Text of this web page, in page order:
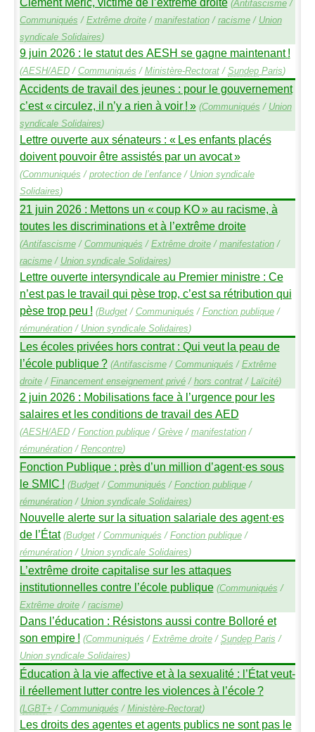
(Antifascisme/
Communiqués / Extrême droite/ manifestation/ racisme/ Union
syndicale Solidaires)
9 juin 2026 : le statut des AESH se gagne maintenant !
(AESH/AED/ Communiqués / Ministère-Rectorat/ SundepParis)
Accidents de travail des jeunes : pour le gouvernement
c’est « circulez, il n’y a rien à voir ! » (Communiqués / Union
syndicale Solidaires)
Lettre ouverte aux sénateurs : « Les enfants placés
doivent pouvoir être assistés par un avocat»
(Communiqués / protection de l’enfance/ Union syndicale
Solidaires)
21 juin 2026 : Mettons un « coup KO» au racisme, à
toutes les discriminations et à l’extrême droite
(Antifascisme/ Communiqués / Extrême droite/ manifestation/
racisme/ Union syndicale Solidaires)
Lettre ouverte intersyndicale au Premier ministre : Ce
n’est pas le travail qui pèse trop, c’est sa rétribution qui
pèse trop peu ! (Budget/ Communiqués / Fonction publique/
rémunération/ Union syndicale Solidaires)
Les écoles privées hors contrat : Qui veut la peau de
l’école publique? (Antifascisme/ Communiqués / Extrême
droite/ Financement enseignement privé/ hors contrat/ Laïcité)
2 juin 2026 : Mobilisations face à l’urgence pour les
salaires et les conditions de travail des AED
(AESH/AED/ Fonction publique/ Grève/ manifestation/
rémunération/ Rencontre)
Fonction Publique : près d’un million d’agent·es sous
le SMIC ! (Budget/ Communiqués / Fonction publique/
rémunération/ Union syndicale Solidaires)
Nouvelle alerte sur la situation salariale des agent·es
de l’État (Budget/ Communiqués / Fonction publique/
rémunération/ Union syndicale Solidaires)
L’extrême droite capitalise sur les attaques
institutionnelles contre l’école publique (Communiqués /
Extrême droite/ racisme)
Dans l’éducation : Résistons aussi contre Bolloré et
son empire ! (Communiqués / Extrême droite/ SundepParis /
Union syndicale Solidaires)
Éducation à la vie affective et à la sexualité : l’État veut-
il réellement lutter contre les violences à l’école?
(LGBT+ / Communiqués / Ministère-Rectorat)
Les droits des agentes et agents publics ne sont pas le